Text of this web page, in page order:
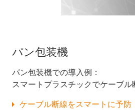
パン包装機
パン包装機での導入例：
スマートプラスチックでケーブル
ケーブル断線をスマートに予防